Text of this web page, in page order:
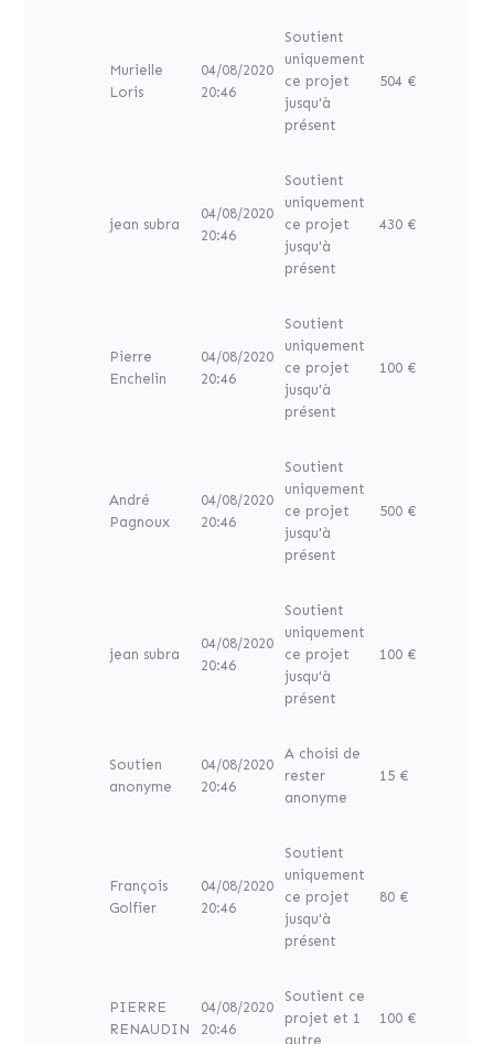
Murielle
Loris
04/08/2020
20:46
Soutient
uniquement
ce projet
jusqu'à
présent
504 €
jean subra
04/08/2020
20:46
Soutient
uniquement
ce projet
jusqu'à
présent
430 €
Pierre
Enchelin
04/08/2020
20:46
Soutient
uniquement
ce projet
jusqu'à
présent
100 €
André
Pagnoux
04/08/2020
20:46
Soutient
uniquement
ce projet
jusqu'à
présent
500 €
jean subra
04/08/2020
20:46
Soutient
uniquement
ce projet
jusqu'à
présent
100 €
Soutien
anonyme
04/08/2020
20:46
A choisi de
rester
anonyme
15 €
François
Golfier
04/08/2020
20:46
Soutient
uniquement
ce projet
jusqu'à
présent
80 €
PIERRE
RENAUDIN
04/08/2020
20:46
Soutient ce
projet et 1
autre
100 €